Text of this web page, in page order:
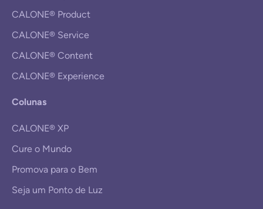
CALONE® Product
CALONE® Service
CALONE® Content
CALONE® Experience
Colunas
CALONE® XP
Cure o Mundo
Promova para o Bem
Seja um Ponto de Luz